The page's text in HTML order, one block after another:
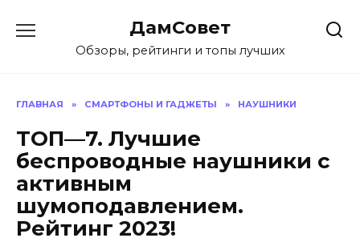
содержанию
ДамСовет
Обзоры, рейтинги и топы лучших
ГЛАВНАЯ » СМАРТФОНЫ И ГАДЖЕТЫ » НАУШНИКИ
ТОП—7. Лучшие
беспроводные наушники с
активным
шумоподавлением.
Рейтинг 2023!